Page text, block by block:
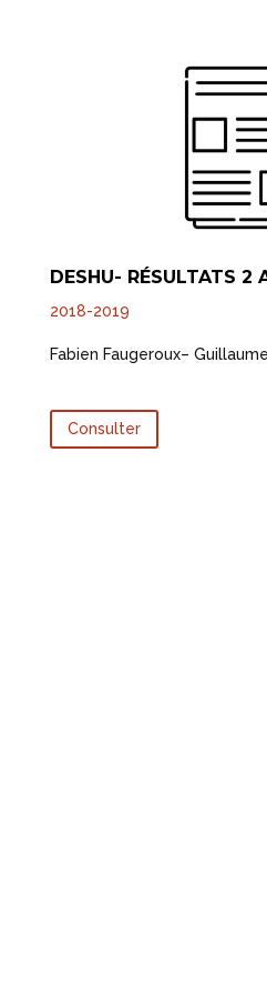
DESHU- RÉSULTATS 2
2018-2019
Fabien Faugeroux–
Consulter